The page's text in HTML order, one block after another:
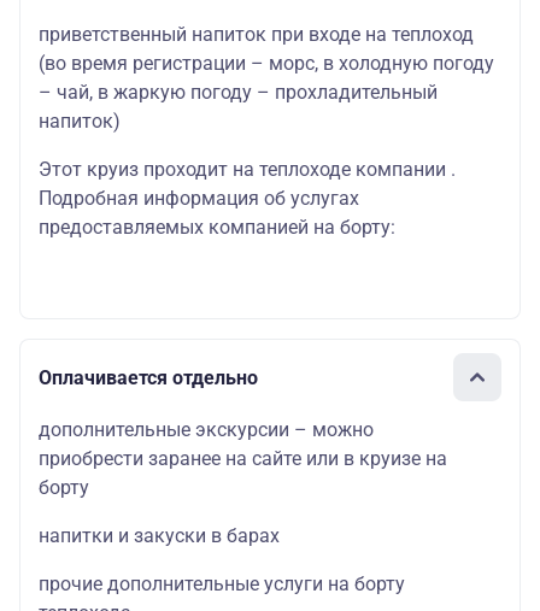
приветственный напиток при входе на теплоход
(во время регистрации – морс, в холодную погоду
– чай, в жаркую погоду – прохладительный
напиток)
Этот круиз проходит на теплоходе компании .
Подробная информация об услугах
предоставляемых компанией на борту:
Оплачивается отдельно
дополнительные экскурсии – можно
приобрести заранее на сайте или в круизе на
борту
напитки и закуски в барах
прочие дополнительные услуги на борту